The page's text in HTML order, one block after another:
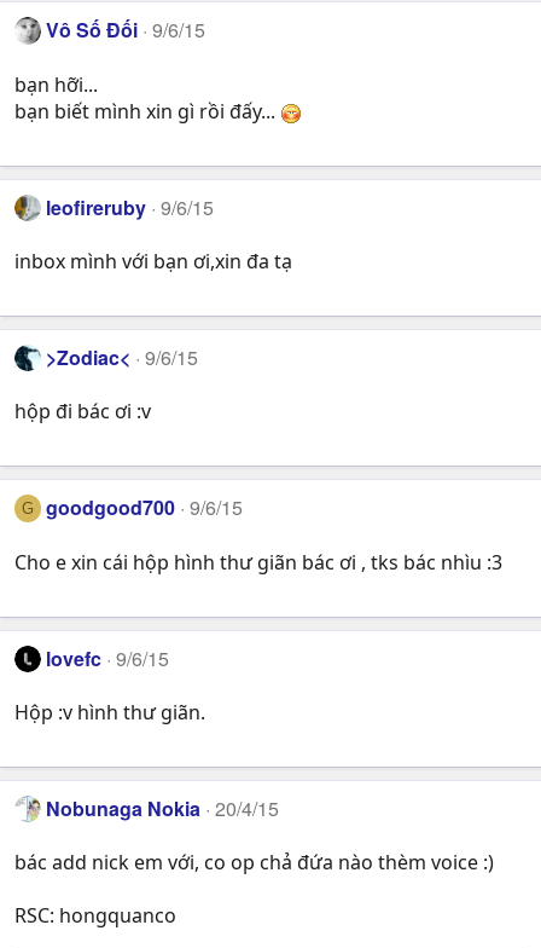
Vô Số Đối 9/6/15
bạn hỡi...
bạn biết mình xin gì rồi đấy...
leofireruby 9/6/15
inbox mình với bạn ơi,xin đa tạ
>Zodiac< 9/6/15
hộp đi bác ơi :v
G goodgood700 9/6/15
Cho e xin cái hộp hình thư giãn bác ơi , tks bác nhìu :3
lovefc 9/6/15
Hộp :v hình thư giãn.
Nobunaga Nokia 20/4/15
bác add nick em với, co op chả đứa nào thèm voice :)
RSC: hongquanco